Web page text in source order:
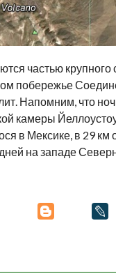
частью крупного
побережье
Напомним, что
камеры
в Мексике, в 29
на западе